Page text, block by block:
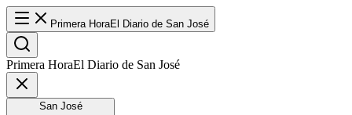
Primera HoraEl Diario de San José
Primera HoraEl Diario de San José
San José